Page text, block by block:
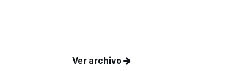
Ver archivo